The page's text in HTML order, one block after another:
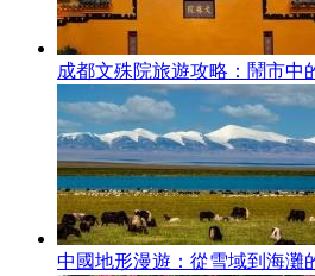
成都文殊院旅遊攻略：鬧市中
中國地形漫遊：從雪域到海灘